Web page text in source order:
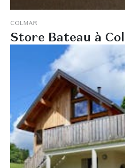
COLMAR
Store Bateau à Col